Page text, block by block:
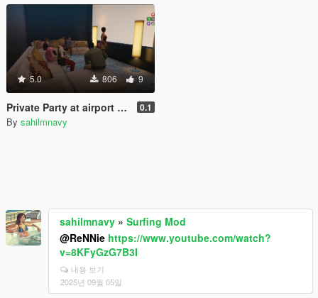
5.0 806 9
Private Party at airport (MENYOO) 0.1
By sahilmnavy
sahilmnavy » Surfing Mod
@ReNNie https://www.youtube.com/watch?
v=8KFyGzG7B3I
내용 보기
2025년 09월 05일